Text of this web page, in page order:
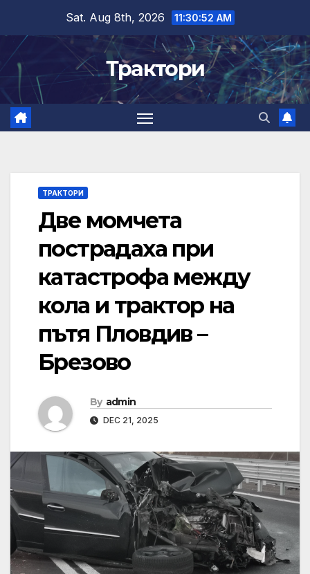
content
Sat. Aug 8th, 2026 11:30:53 AM
Трактори
ТРАКТОРИ
Две момчета
пострадаха при
катастрофа между
кола и трактор на
пътя Пловдив –
Брезово
By admin
DEC 21, 2025